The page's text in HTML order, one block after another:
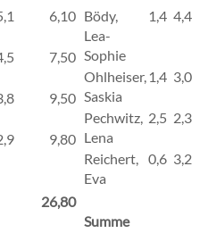
6,10
7,50
9,50
9,80
26,80
Bödy,
Lea-
Sophie
1,4 4,4
Ohlheiser,
Saskia
1,4 3,0
Pechwitz,
Lena
2,5 2,3
Reichert,
Eva
0,6 3,2
Summe